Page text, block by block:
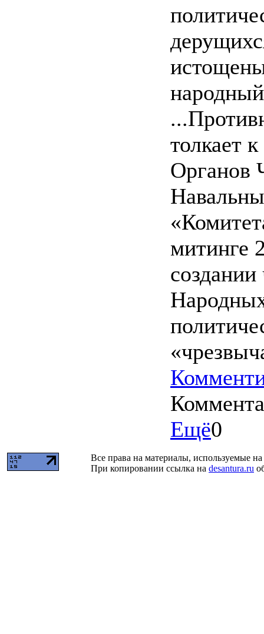
толкает
Органов
митинге
Ещё0
Все права на материалы, используемые
При копировании ссылка на desantura.ru